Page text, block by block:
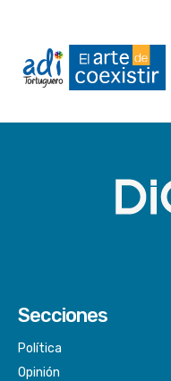
Secciones
Política
Opinión